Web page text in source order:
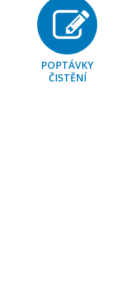
POPTÁVKY
ČISTĚNÍ